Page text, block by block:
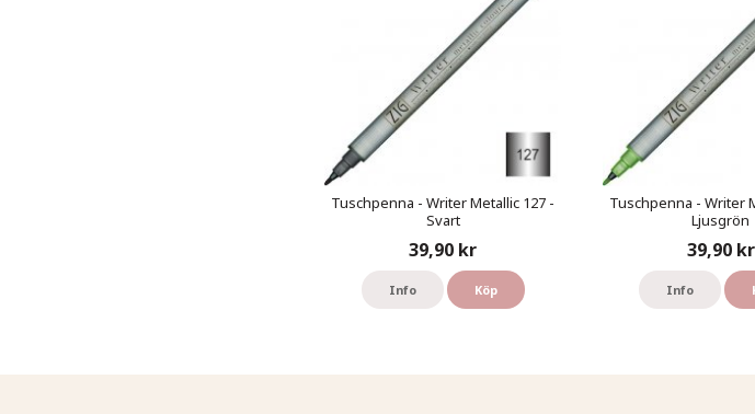
Tuschpenna - Writer Metallic 127 -
Svart
39,90 kr
Info Köp
Tuschpenna - Writer
Ljusgrön
39,90 kr
Info